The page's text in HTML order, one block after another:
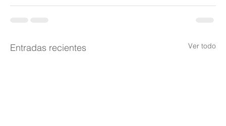
Entradas recientes Ver todo